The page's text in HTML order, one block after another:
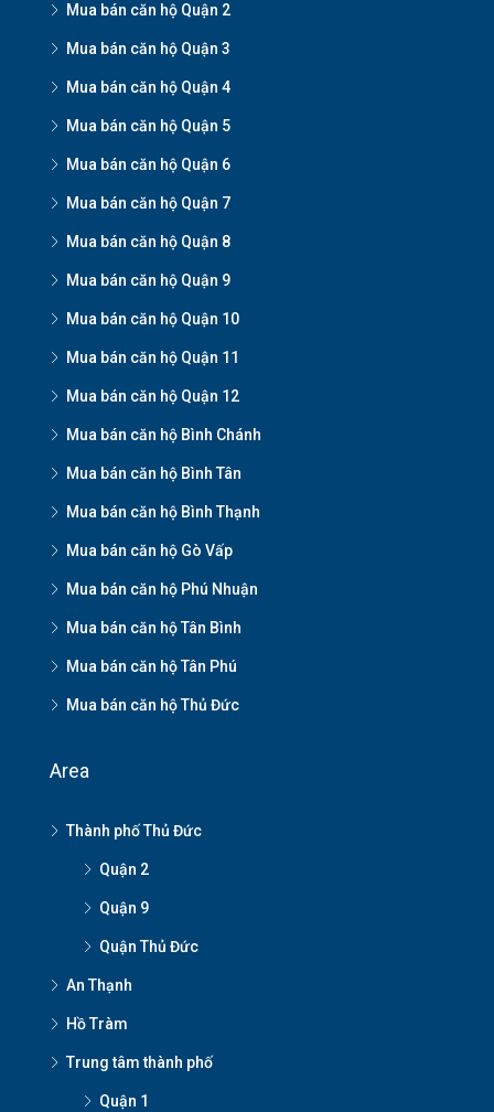
Mua bán căn hộ Quận 2
Mua bán căn hộ Quận 3
Mua bán căn hộ Quận 4
Mua bán căn hộ Quận 5
Mua bán căn hộ Quận 6
Mua bán căn hộ Quận 7
Mua bán căn hộ Quận 8
Mua bán căn hộ Quận 9
Mua bán căn hộ Quận 10
Mua bán căn hộ Quận 11
Mua bán căn hộ Quận 12
Mua bán căn hộ Bình Chánh
Mua bán căn hộ Bình Tân
Mua bán căn hộ Bình Thạnh
Mua bán căn hộ Gò Vấp
Mua bán căn hộ Phú Nhuận
Mua bán căn hộ Tân Bình
Mua bán căn hộ Tân Phú
Mua bán căn hộ Thủ Đức
Area
Thành phố Thủ Đức
Quận 2
Quận 9
Quận Thủ Đức
An Thạnh
Hồ Tràm
Trung tâm thành phố
Quận 1